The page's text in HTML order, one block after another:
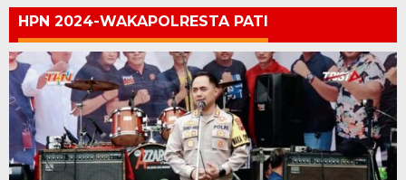
HPN 2024-WAKAPOLRESTA PATI